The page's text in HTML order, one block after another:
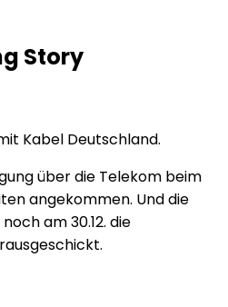
Story
Kabel Deutschland.
über die Telekom beim
angekommen. Und die
am 30.12. die